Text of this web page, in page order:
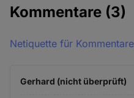
Kommentare (3)
Netiquette für Kommentare
Gerhard (nicht überprüft)